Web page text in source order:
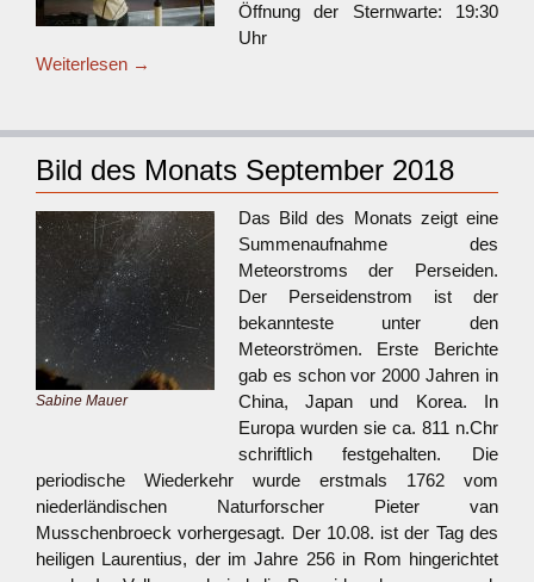
Öffnung der Sternwarte: 19:30
Uhr
Weiterlesen →
Bild des Monats September 2018
Sabine Mauer
Das Bild des Monats zeigt eine
Summenaufnahme des
Meteorstroms der Perseiden.
Der Perseidenstrom ist der
bekannteste unter den
Meteorströmen. Erste Berichte
gab es schon vor 2000 Jahren in
China, Japan und Korea. In
Europa wurden sie ca. 811 n.Chr
schriftlich festgehalten. Die
periodische Wiederkehr wurde erstmals 1762 vom
niederländischen Naturforscher Pieter van
Musschenbroeck vorhergesagt. Der 10.08. ist der Tag des
heiligen Laurentius, der im Jahre 256 in Rom hingerichtet